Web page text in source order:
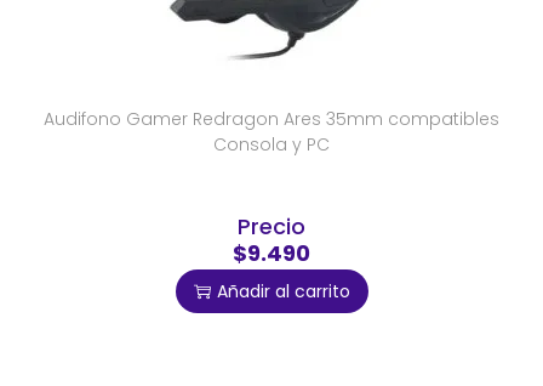
Audifono Gamer Redragon Ares 35mm compatibles
Consola y PC
Precio
$9.490
Añadir al carrito